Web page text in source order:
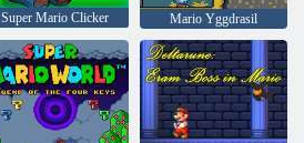
Super Mario Clicker Mario Yggdrasil